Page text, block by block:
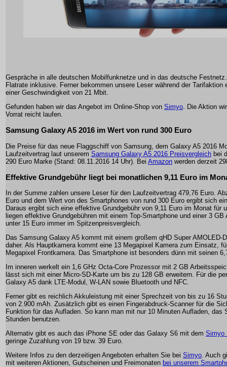
Gespräche in alle deutschen Mobilfunknetze und in das deutsche
Flatrate inklusive. Ferner bekommen unsere Leser während der Tarifaktion
einer Geschwindigkeit von 21 Mbit.
Gefunden haben wir das Angebot im Online-Shop von Simyo. Die Aktion
Vorrat reicht laufen.
Samsung Galaxy A5 2016 im Wert von rund 300 Euro
Die Preise für das neue Flaggschiff von Samsung, dem Galaxy A5 2016
Laufzeitvertrag laut unserem Samsung Galaxy A5 2016 Preisvergleich bei
290 Euro Marke (Stand: 08.11.2016 14 Uhr). Bei Amazon werden derzeit
Effektive Grundgebühr liegt bei monatlichen 9,11 Euro im
In der Summe zahlen unsere Leser für den Laufzeitvertrag 479,76 Euro.
Euro und dem Wert von des Smartphones von rund 300 Euro ergibt sich
Daraus ergibt sich eine effektive Grundgebühr von 9,11 Euro im Monat für
liegen effektive Grundgebühren mit einem Top-Smartphone und einer 3
unter 15 Euro immer im Spitzenpreisvergleich.
Das Samsung Galaxy A5 kommt mit einem großem qHD Super AMOLED-
daher. Als Hauptkamera kommt eine 13 Megapixel Kamera zum Einsatz,
Megapixel Frontkamera. Das Smartphone ist besonders dünn mit seinen
Im inneren werkelt ein 1,6 GHz Octa-Core Prozessor mit 2 GB
lässt sich mit einer Micro-SD-Karte um bis zu 128 GB erweitern. Für die
Galaxy A5 dank LTE-Modul, W-LAN sowie Bluetooth und NFC.
Ferner gibt es reichlich Akkuleistung mit einer Sprechzeit von bis zu 16
von 2.900 mAh. Zusätzlich gibt es einen Fingerabdruck-Scanner für die
Funktion für das Aufladen. So kann man mit nur 10 Minuten Aufladen, das
Stunden benutzen.
Alternativ gibt es auch das iPhone SE oder das Galaxy S6 mit dem Simyo
geringe Zuzahlung von 19 bzw. 39 Euro.
Weitere Infos zu den derzeitigen Angeboten erhalten Sie bei Simyo. Auch
mit weiteren Aktionen, Gutscheinen und Freimonaten bei unserem